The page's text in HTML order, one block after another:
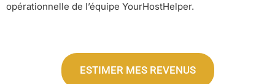
opérationnelle de l’équipe YourHostHelper.
ESTIMER MES REVENUS